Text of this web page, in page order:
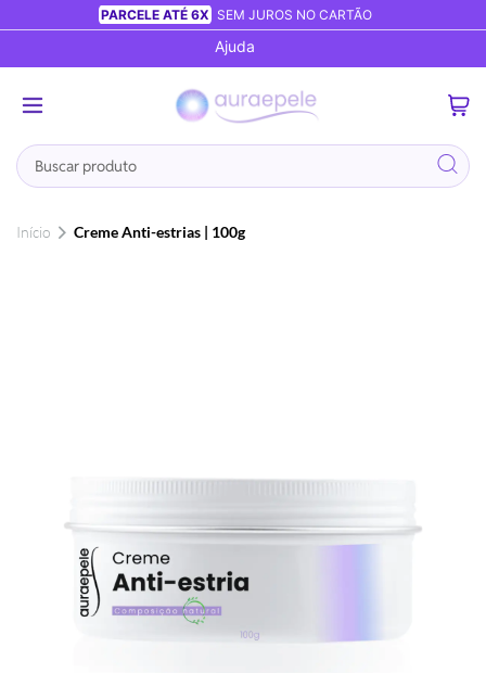
PARCELE ATÉ 6X SEM JUROS NO CARTÃO
Ajuda
Busca
Início Creme Anti-estrias | 100g